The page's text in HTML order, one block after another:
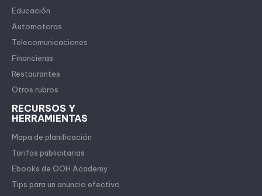
Educación
Automotoras
Telecomunicaciones
Financieras
Restaurantes
Otros rubros
RECURSOS Y
HERRAMIENTAS
Mapa de planificación
Tarifas publicitarias
Ebooks de OOH Academy
Tips para un anuncio efectivo